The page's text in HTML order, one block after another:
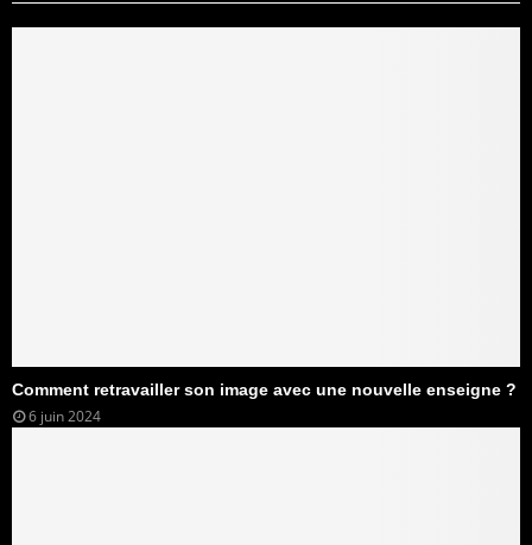
Comment retravailler son image avec une nouvelle enseigne ?
6 juin 2024